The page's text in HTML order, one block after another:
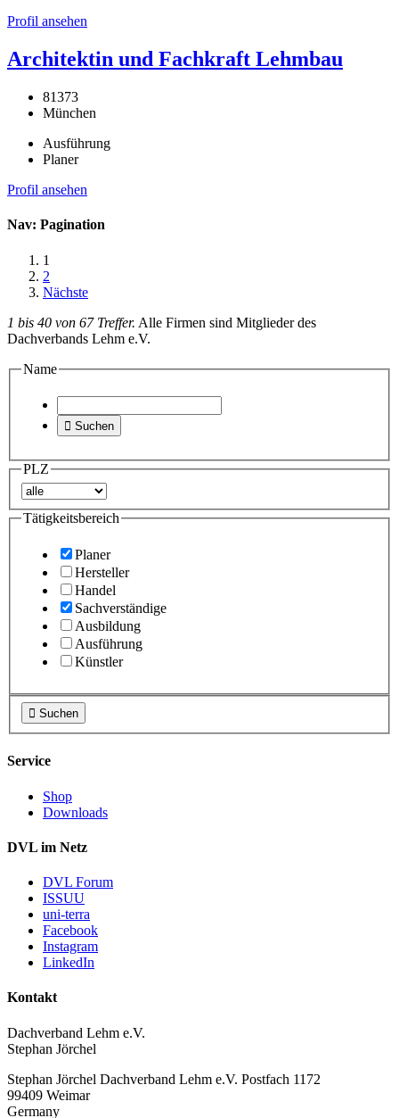
Profil ansehen
Architektin und Fachkraft Lehmbau
81373
München
Ausführung
Planer
Profil ansehen
Nav: Pagination
1
2
Nächste
1 bis 40 von 67 Treffer. Alle Firmen sind Mitglieder des
Dachverbands Lehm e.V.
Name
 Suchen
PLZ
Tätigkeitsbereich
Planer
Hersteller
Handel
Sachverständige
Ausbildung
Ausführung
Künstler
 Suchen
Service
Shop
Downloads
DVL im Netz
DVL Forum
ISSUU
uni-terra
Facebook
Instagram
LinkedIn
Kontakt
Dachverband Lehm e.V.
Stephan Jörchel
Stephan Jörchel Dachverband Lehm e.V. Postfach 1172
99409 Weimar
Germany